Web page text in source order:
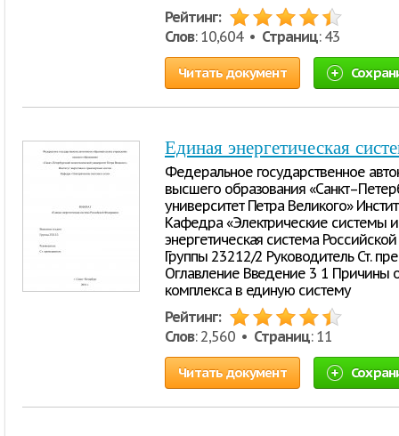
Рейтинг:
Слов: 10,604 • Страниц: 43
Читать документ
Единая энергетическая
Федеральное государственное
высшего образования
университет Петра Великого»
Кафедра «Электрические системы
энергетическая система
Группы 23212/2 Руководитель Ст.
Оглавление Введение 3 1 Причины
комплекса в единую систему
Рейтинг:
Слов: 2,560 • Страниц: 11
Читать документ